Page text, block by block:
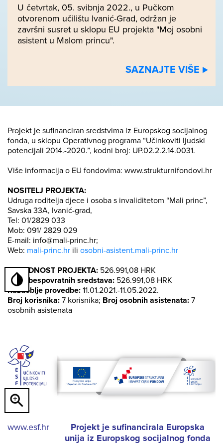
U četvrtak, 05. svibnja 2022., u Pučkom
otvorenom učilištu Ivanić-Grad, održan je
završni susret u sklopu EU projekta "Moj osobni
asistent u Malom princu".
SAZNAJTE VIŠE ⊲
Projekt je sufinanciran sredstvima iz Europskog socijalnog
fonda, u sklopu Operativnog programa “Učinkoviti ljudski
potencijali 2014.-2020.”, kodni broj: UP.02.2.2.14.0031.
Više informacija o EU fondovima: www.strukturnifondovi.hr
NOSITELJ PROJEKTA:
Udruga roditelja djece i osoba s invaliditetom “Mali princ”,
Savska 33A, Ivanić-grad,
Tel: 01/2829 033
Mob: 091/ 2829 029
E-mail: info@mali-princ.hr;
Web: mali-princ.hr ili osobni-asistent.mali-princ.hr
VRIJEDNOST PROJEKTA: 526.991,08 HRK
Iznos bespovratnih sredstava: 526.991,08 HRK
Razdoblje provedbe: 11.01.2021.-11.05.2022.
Broj korisnika: 7 korisnika; Broj osobnih asistenata: 7
osobnih asistenata
www.esf.hr
Projekt je sufinancirala Europska
unija iz Europskog socijalnog fonda